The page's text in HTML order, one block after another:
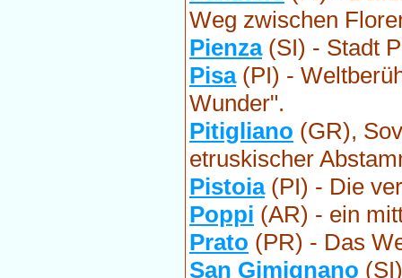
Weg zwischen
Pienza(SI) - Stadt
Pisa(PI) -
Wunder".
Pitigliano (GR),
etruskischer
Pistoia(PI) - Die
Poppi (AR) - ein
Prato (PR) - Das
San Gimignano